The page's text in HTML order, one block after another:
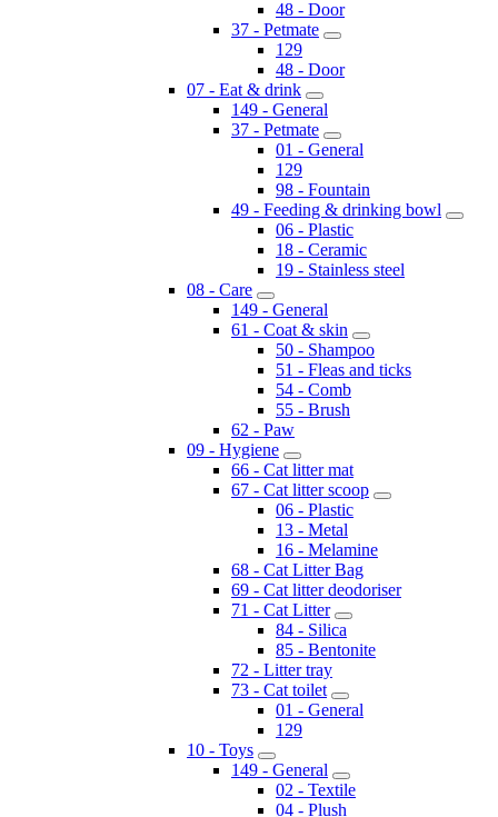
48 - Door
37 - Petmate
129
48 - Door
07 - Eat & drink
149 - General
37 - Petmate
01 - General
129
98 - Fountain
49 - Feeding & drinking bowl
06 - Plastic
18 - Ceramic
19 - Stainless steel
08 - Care
149 - General
61 - Coat & skin
50 - Shampoo
51 - Fleas and ticks
54 - Comb
55 - Brush
62 - Paw
09 - Hygiene
66 - Cat litter mat
67 - Cat litter scoop
06 - Plastic
13 - Metal
16 - Melamine
68 - Cat Litter Bag
69 - Cat litter deodoriser
71 - Cat Litter
84 - Silica
85 - Bentonite
72 - Litter tray
73 - Cat toilet
01 - General
129
10 - Toys
149 - General
02 - Textile
04 - Plush